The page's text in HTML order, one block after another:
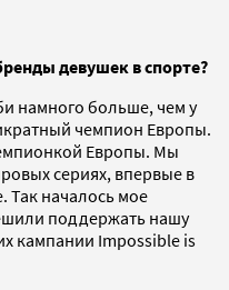
девушек в спорте?
намного больше, чем у
чемпион Европы.
Европы. Мы
сериях, впервые в
началось мое
поддержать нашу
кампании Impossible is